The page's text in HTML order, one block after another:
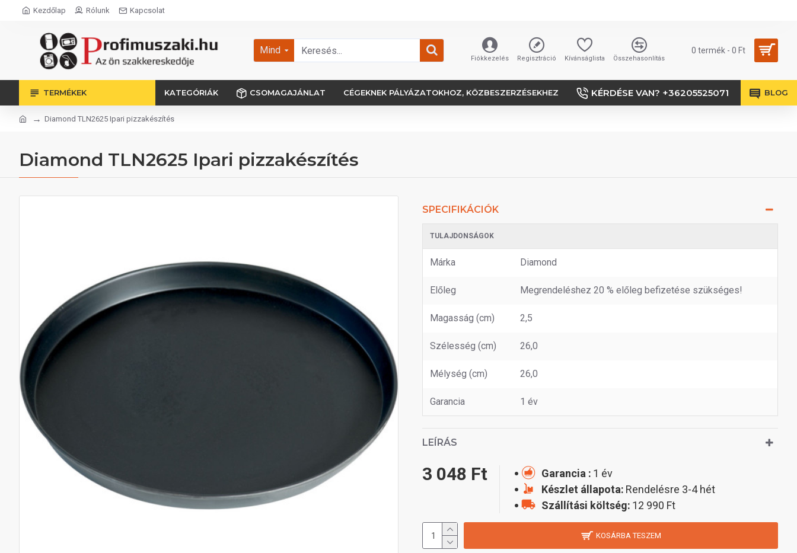
Kezdőlap Rólunk Kapcsolat
Mind
Fiókkezelés Regisztráció Kívánságlista Összehasonlítás
0 termék - 0 Ft
TERMÉKEK KATEGÓRIÁK CSOMAGAJÁNLAT CÉGEKNEK PÁLYÁZATOKHOZ, KÖZBESZERZÉSEKHEZ KÉRDÉSE VAN? +36205525071 BLOG
Diamond TLN2625 Ipari pizzakészítés
Diamond TLN2625 Ipari pizzakészítés
SPECIFIKÁCIÓK
TULAJDONSÁGOK
Márka Diamond
Előleg Megrendeléshez 20 % előleg befizetése szükséges!
Magasság (cm) 2,5
Szélesség (cm) 26,0
Mélység (cm) 26,0
Garancia 1 év
LEÍRÁS
3 048 Ft Garancia : 1 év
Készlet állapota: Rendelésre 3-4 hét
Szállítási költség: 12 990 Ft
KOSÁRBA TESZEM